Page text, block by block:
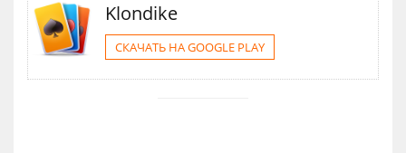
Klondike
СКАЧАТЬ НА GOOGLE PLAY